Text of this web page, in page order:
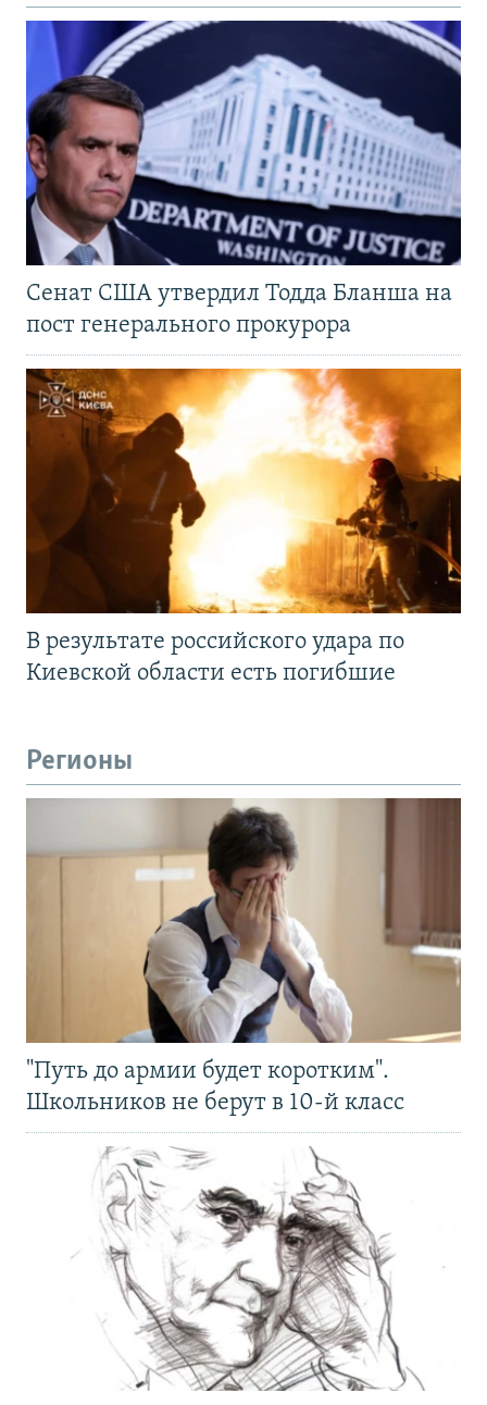
Сенат США утвердил Тодда Бланша на
пост генерального прокурора
В результате российского удара по
Киевской области есть погибшие
Регионы
"Путь до армии будет коротким".
Школьников не берут в 10-й класс